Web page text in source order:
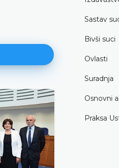
Sastav
Bivši suci
Ovlasti
Suradnja
Osnovni
Praksa